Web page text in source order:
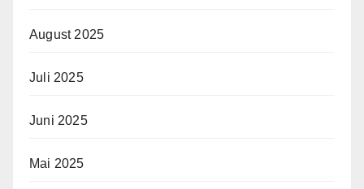
August 2025
Juli 2025
Juni 2025
Mai 2025